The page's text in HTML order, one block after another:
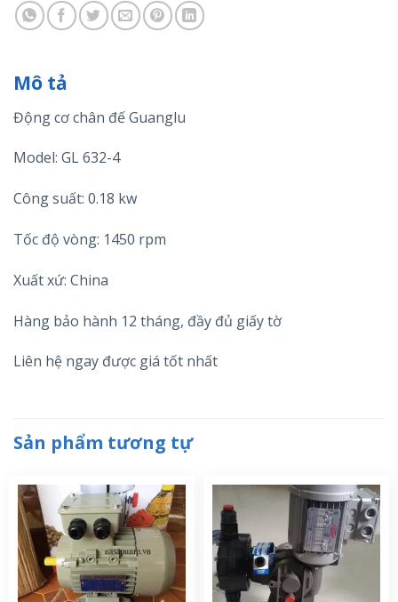
Mô tả
Động cơ chân đế Guanglu
Model: GL 632-4
Công suất: 0.18 kw
Tốc độ vòng: 1450 rpm
Xuất xứ: China
Hàng bảo hành 12 tháng, đầy đủ giấy tờ
Liên hệ ngay được giá tốt nhất
Sản phẩm tương tự